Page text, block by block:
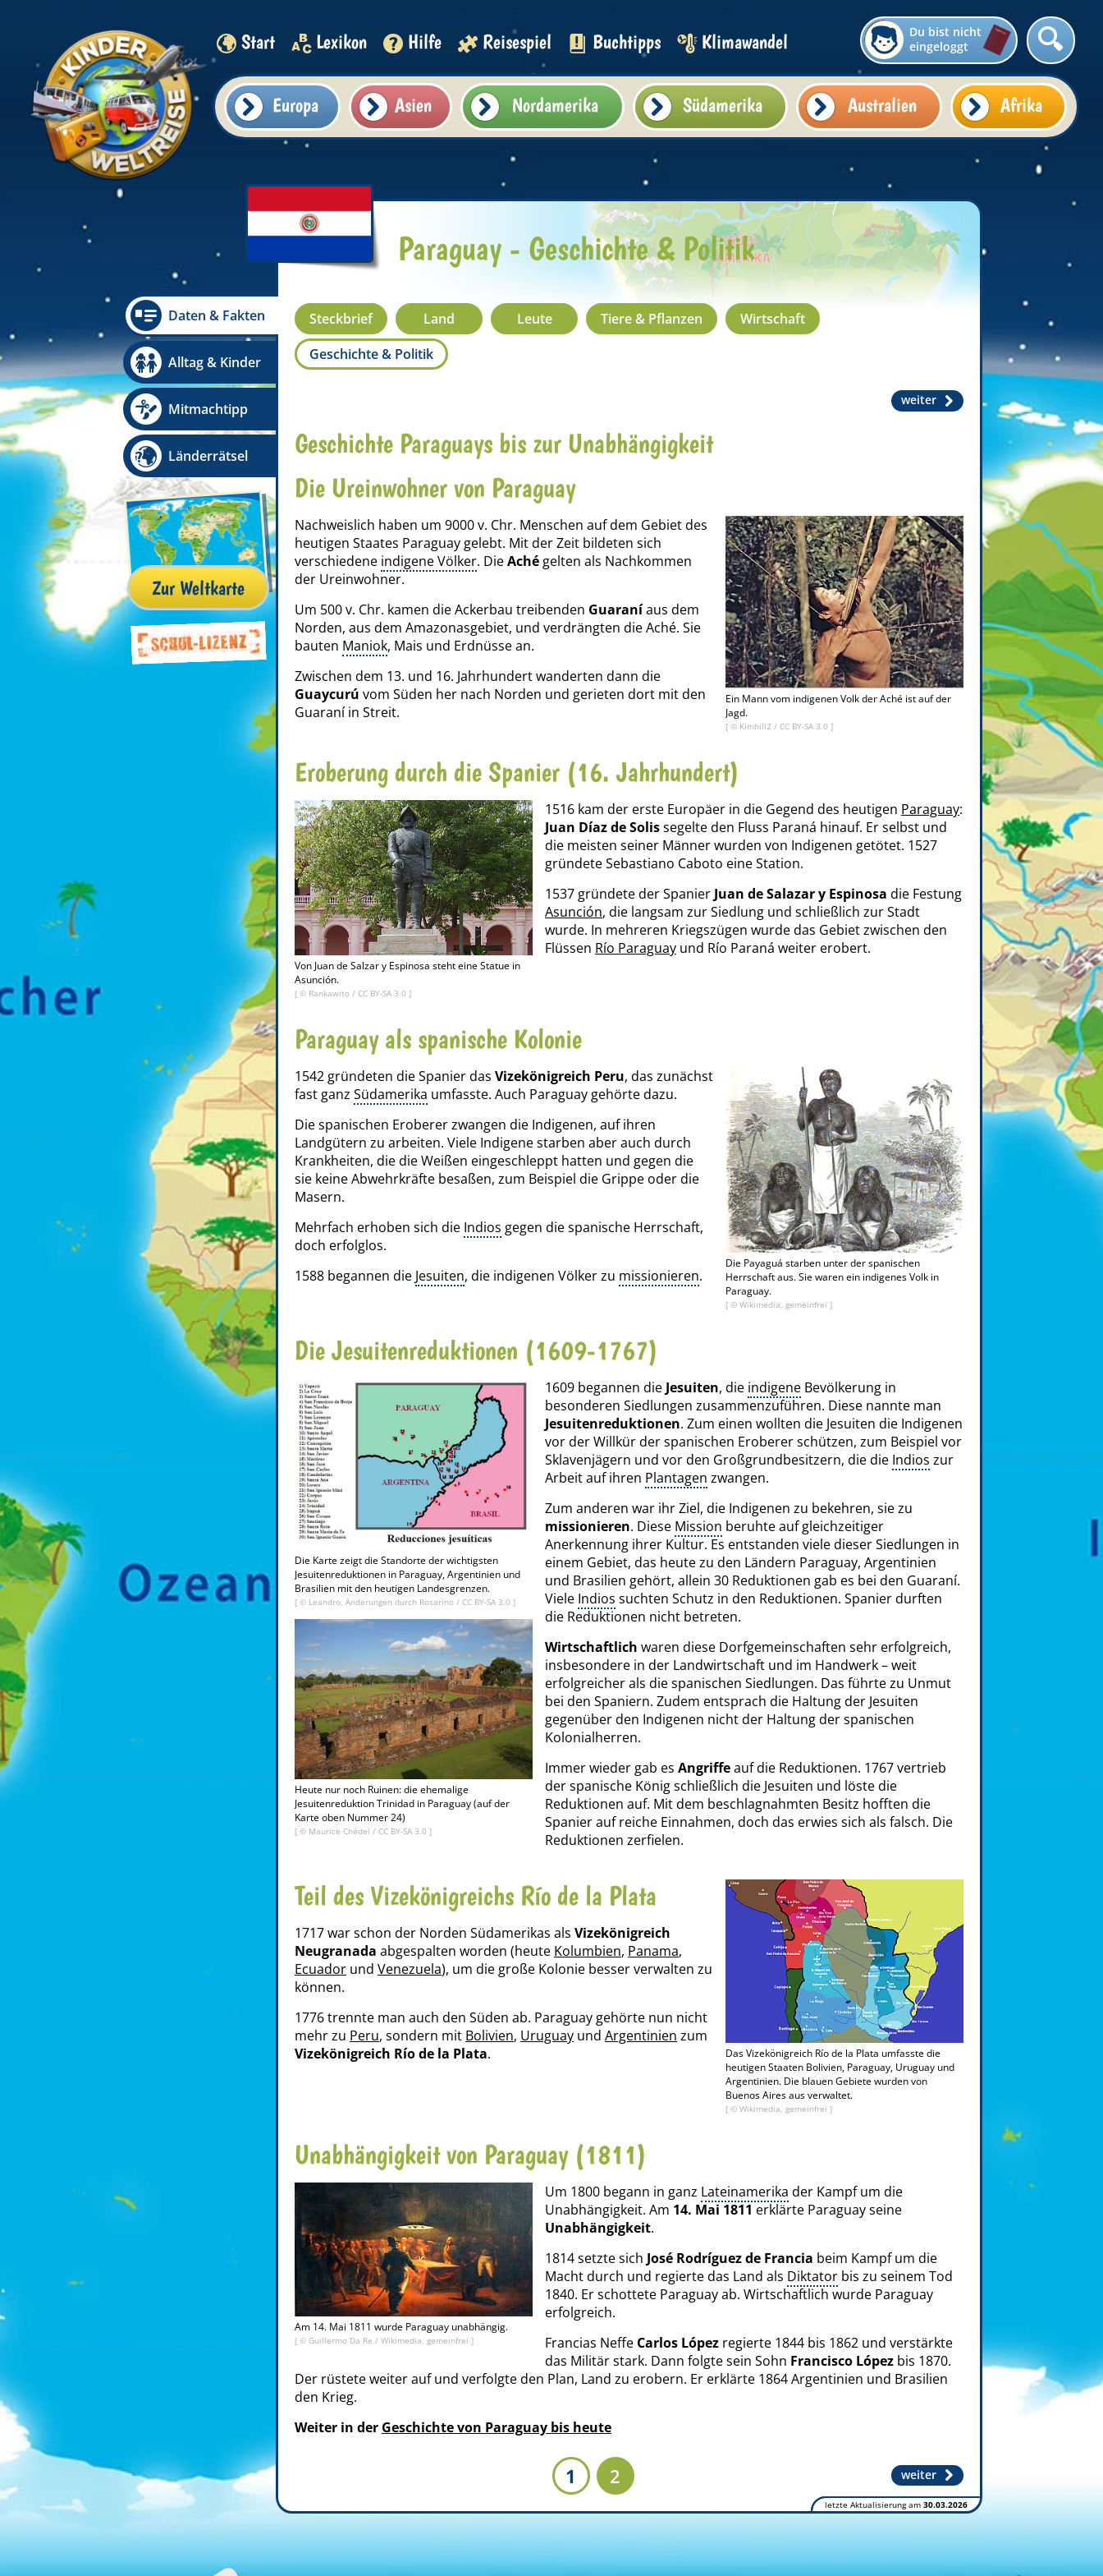
Start Lexikon Hilfe Reisespiel Buchtipps Klimawandel
Du bist nicht
eingeloggt
Europa Asien Nordamerika Südamerika Australien Afrika
Daten & Fakten
Alltag & Kinder
Mitmachtipp
Länderrätsel
Zur Weltkarte
Paraguay - Geschichte & Politik
Steckbrief Land Leute Tiere & Pflanzen
Wirtschaft
Geschichte & Politik
weiter
Geschichte Paraguays bis zur Unabhängigkeit
Die Ureinwohner von Paraguay
Ein Mann vom indigenen Volk der Aché ist auf der
Jagd.
[ © Kimhill2 / CC BY-SA 3.0 ]
Nachweislich haben um 9000 v. Chr. Menschen auf dem Gebiet des
heutigen Staates Paraguay gelebt. Mit der Zeit bildeten sich
verschiedene indigene Völker. DieAché gelten als Nachkommen
der Ureinwohner.
Um 500 v. Chr. kamen die Ackerbau treibenden Guaraníaus dem
Norden, aus dem Amazonasgebiet, und verdrängten die Aché. Sie
bauten Maniok, Mais und Erdnüsse an.
Zwischen dem 13. und 16. Jahrhundert wanderten dann die
Guaycurú vom Süden her nach Norden und gerieten dort mit den
Guaraní in Streit.
Eroberung durch die Spanier (16. Jahrhundert)
Von Juan de Salzar y Espinosa steht eine Statue in
Asunción.
[ © Rankawito / CC BY-SA 3.0 ]
1516 kam der erste Europäer in die Gegend des heutigen Paraguay:
Juan Díaz de Solissegelte den Fluss Paraná hinauf. Er selbst und
die meisten seiner Männer wurden von Indigenen getötet. 1527
gründete Sebastiano Caboto eine Station.
1537 gründete der SpanierJuan de Salazar y Espinosa die Festung
Asunción, die langsam zur Siedlung und schließlich zur Stadt
wurde. In mehreren Kriegszügen wurde das Gebiet zwischen den
Flüssen Río Paraguay und Río Paraná weiter erobert.
Paraguay als spanische Kolonie
Die Payaguá starben unter der spanischen
Herrschaft aus. Sie waren ein indigenes Volk in
Paraguay.
[ © Wikimedia, gemeinfrei ]
1542 gründeten die Spanier das Vizekönigreich Peru, das zunächst
fast ganz Südamerika umfasste. Auch Paraguay gehörte dazu.
Die spanischen Eroberer zwangen die Indigenen, auf ihren
Landgütern zu arbeiten. Viele Indigene starben aber auch durch
Krankheiten, die die Weißen eingeschleppt hatten und gegen die
sie keine Abwehrkräfte besaßen, zum Beispiel die Grippe oder die
Masern.
Mehrfach erhoben sich die Indios gegen die spanische Herrschaft,
doch erfolglos.
1588 begannen die Jesuiten, die indigenen Völker zu missionieren.
Die Jesuitenreduktionen (1609-1767)
Die Karte zeigt die Standorte der wichtigsten
Jesuitenreduktionen in Paraguay, Argentinien und
Brasilien mit den heutigen Landesgrenzen.
[ © Leandro, Änderungen durch Rosarino / CC BY-SA 3.0 ]
Heute nur noch Ruinen: die ehemalige
Jesuitenreduktion Trinidad in Paraguay (auf der
Karte oben Nummer 24)
[ © Maurice Chédel / CC BY-SA 3.0 ]
1609 begannen die Jesuiten, die indigene Bevölkerung in
besonderen Siedlungen zusammenzuführen. Diese nannte man
Jesuitenreduktionen. Zum einen wollten die Jesuiten die Indigenen
vor der Willkür der spanischen Eroberer schützen, zum Beispiel vor
Sklavenjägern und vor den Großgrundbesitzern, die die Indios zur
Arbeit auf ihren Plantagen zwangen.
Zum anderen war ihr Ziel, die Indigenen zu bekehren, sie zu
missionieren. Diese Mission beruhte auf gleichzeitiger
Anerkennung ihrer Kultur. Es entstanden viele dieser Siedlungen in
einem Gebiet, das heute zu den Ländern Paraguay, Argentinien
und Brasilien gehört, allein 30 Reduktionen gab es bei den Guaraní.
Viele Indios suchten Schutz in den Reduktionen. Spanier durften
die Reduktionen nicht betreten.
Wirtschaftlich waren diese Dorfgemeinschaften sehr erfolgreich,
insbesondere in der Landwirtschaft und im Handwerk – weit
erfolgreicher als die spanischen Siedlungen. Das führte zu Unmut
bei den Spaniern. Zudem entsprach die Haltung der Jesuiten
gegenüber den Indigenen nicht der Haltung der spanischen
Kolonialherren.
Immer wieder gab es Angriffeauf die Reduktionen. 1767 vertrieb
der spanische König schließlich die Jesuiten und löste die
Reduktionen auf. Mit dem beschlagnahmten Besitz hofften die
Spanier auf reiche Einnahmen, doch das erwies sich als falsch. Die
Reduktionen zerfielen.
Das Vizekönigreich Río de la Plata umfasste die
heutigen Staaten Bolivien, Paraguay, Uruguay und
Argentinien. Die blauen Gebiete wurden von
Buenos Aires aus verwaltet.
[ © Wikimedia, gemeinfrei ]
Teil des Vizekönigreichs Río de la Plata
1717 war schon der Norden Südamerikas als Vizekönigreich
Neugranada abgespalten worden (heute Kolumbien, Panama,
Ecuador und Venezuela), um die große Kolonie besser verwalten zu
können.
1776 trennte man auch den Süden ab. Paraguay gehörte nun nicht
mehr zu Peru, sondern mit Bolivien, Uruguay und Argentinien zum
Vizekönigreich Río de la Plata.
Unabhängigkeit von Paraguay (1811)
Am 14. Mai 1811 wurde Paraguay unabhängig.
[ © Guillermo Da Re / Wikimedia, gemeinfrei ]
Um 1800 begann in ganz Lateinamerika der Kampf um die
Unabhängigkeit. Am 14. Mai 1811 erklärte Paraguay seine
Unabhängigkeit.
1814 setzte sich José Rodríguez de Francia beim Kampf um die
Macht durch und regierte das Land als Diktator bis zu seinem Tod
1840. Er schottete Paraguay ab. Wirtschaftlich wurde Paraguay
erfolgreich.
Francias Neffe Carlos López regierte 1844 bis 1862 und verstärkte
das Militär stark. Dann folgte sein Sohn Francisco López bis 1870.
Der rüstete weiter auf und verfolgte den Plan, Land zu erobern. Er erklärte 1864 Argentinien und Brasilien
den Krieg.
Weiter in der Geschichte von Paraguay bis heute
weiter
1 2
letzte Aktualisierung am 30.03.2026